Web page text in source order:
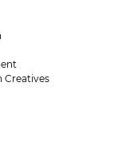
Creatives